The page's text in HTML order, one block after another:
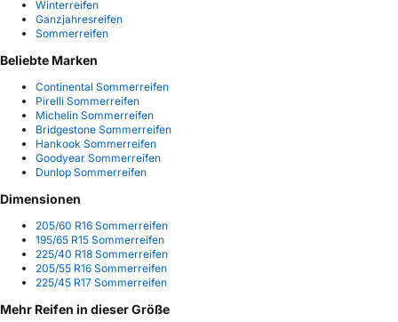
Winterreifen
Ganzjahresreifen
Sommerreifen
Beliebte Marken
Continental Sommerreifen
Pirelli Sommerreifen
Michelin Sommerreifen
Bridgestone Sommerreifen
Hankook Sommerreifen
Goodyear Sommerreifen
Dunlop Sommerreifen
Dimensionen
205/60 R16 Sommerreifen
195/65 R15 Sommerreifen
225/40 R18 Sommerreifen
205/55 R16 Sommerreifen
225/45 R17 Sommerreifen
Mehr Reifen in dieser Größe